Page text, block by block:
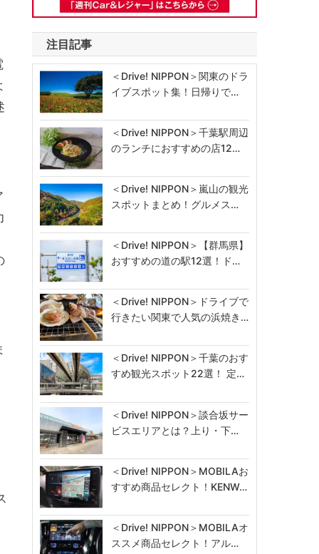
注目記事
＜Drive! NIPPON＞関東のドラ
イブスポット集！日帰りで…
＜Drive! NIPPON＞千葉駅周辺
のランチにおすすめの店12…
＜Drive! NIPPON＞嵐山の観光
スポットまとめ！グルメス…
＜Drive! NIPPON＞【群馬県】
おすすめの道の駅12選！ド…
＜Drive! NIPPON＞ドライブで
行きたい関東で人気の浜焼き…
＜Drive! NIPPON＞千葉のおす
すめ観光スポット22選！ 定…
＜Drive! NIPPON＞談合坂サー
ビスエリアとは？上り・下…
＜Drive! NIPPON＞MOBILAお
すすめ商品セレクト！KENW…
＜Drive! NIPPON＞MOBILAオ
ススメ商品セレクト！アル…